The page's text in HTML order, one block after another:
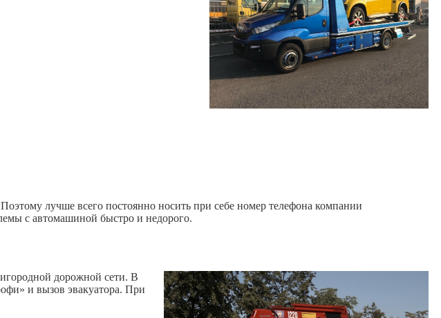
лучше всего постоянно носить при себе номер телефона компании
с автомашиной быстро и недорого.
дорожной сети. В
и вызов эвакуатора. При